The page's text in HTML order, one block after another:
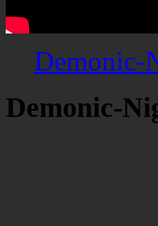
Demonic-
Demonic-